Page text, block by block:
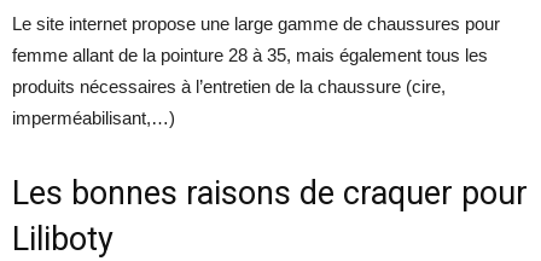
Le site internet propose une large gamme de chaussures pour
femme allant de la pointure 28 à 35, mais également tous les
produits nécessaires à l’entretien de la chaussure (cire,
imperméabilisant,…)
Les bonnes raisons de craquer pour
Liliboty